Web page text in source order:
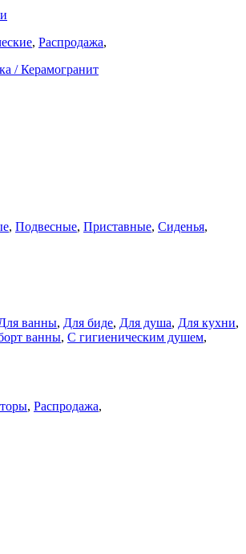
, Распродажа,
/ Керамогранит
, Подвесные, Приставные, Сиденья,
ванны, Для биде, Для душа, Для кухни,
ванны, C гигиеническим душем,
, Распродажа,